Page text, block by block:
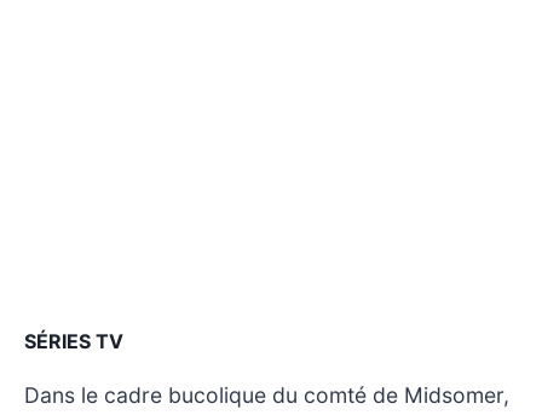
SÉRIES TV
Dans le cadre bucolique du comté de Midsomer,